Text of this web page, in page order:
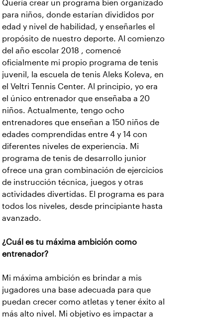
Quería crear un programa bien organizado
para niños, donde estarían divididos por
edad y nivel de habilidad, y enseñarles el
propósito de nuestro deporte. Al comienzo
del año escolar 2018 , comencé
oficialmente mi propio programa de tenis
juvenil, la escuela de tenis Aleks Koleva, en
el Veltri Tennis Center. Al principio, yo era
el único entrenador que enseñaba a 20
niños. Actualmente, tengo ocho
entrenadores que enseñan a 150 niños de
edades comprendidas entre 4 y 14 con
diferentes niveles de experiencia. Mi
programa de tenis de desarrollo junior
ofrece una gran combinación de ejercicios
de instrucción técnica, juegos y otras
actividades divertidas. El programa es para
todos los niveles, desde principiante hasta
avanzado.
¿Cuál es tu máxima ambición como
entrenador?
Mi máxima ambición es brindar a mis
jugadores una base adecuada para que
puedan crecer como atletas y tener éxito al
más alto nivel. Mi objetivo es impactar a